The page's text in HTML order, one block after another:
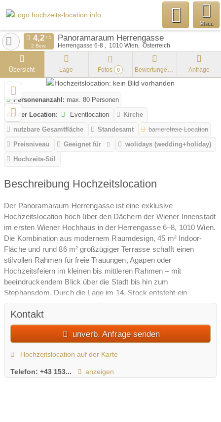
Menu
Panoramaraum Herrengasse
Herrengasse 6-8 1010 Wien Österreich
2 Bew.
Übersicht Lage Fotos 0 Bewertungen Anfrage
Personenanzahl: max. 80 Personen
Art der Location:
Eventlocation
Kirche
nutzbare Gesamtfläche
Standesamt
barrierefreie Location
Preisniveau
Geeignet für
wolidays (wedding+holiday)
Hochzeits-Stil
Beschreibung Hochzeitslocation
Der Panoramaraum Herrengasse ist eine exklusive
Hochzeitslocation hoch über den Dächern der Wiener Innenstadt
im ersten Wiener Hochhaus in der Herrengasse 6–8, 1010 Wien.
Die Kombination aus modernem Raumdesign, 45 m² Indoor-
Fläche und rund 86 m² großzügiger Terrasse schafft einen
stilvollen Rahmen für freie Trauungen, Agapen oder
Hochzeitsfeiern im kleinen bis mittleren Rahmen – mit
beeindruckendem Blick über die Stadt bis hin zum
Stephansdom. Durch die Lage im 14. Stock entsteht ein
besonderes Rooftop-Ambiente, das Hochzeiten einen urban-
eleganten Charakter verleiht und viel Raum für individuelle
Dekorationsideen bietet.
Der Panoramaraum kann flexibel für exklusive Events gebucht
werden und eignet sich ideal für Brautpaare, die ihre
Herzen von Wien empfangen möchten. Der Fokus liegt auf
Kontakt
unverb. Anfrage senden
Hochzeitslocation auf der Karte
Telefon: +43 153... anzeigen